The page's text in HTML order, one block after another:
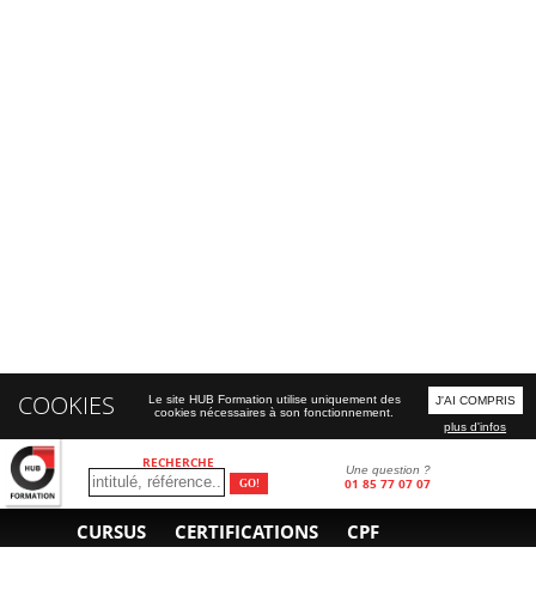
RECHERCHE Une question ?
01 85 77 07 07
CURSUS CERTIFICATIONS CPF
COOKIES
Le site HUB Formation utilise uniquement des
cookies nécessaires à son fonctionnement.
J'AI COMPRIS
plus d'infos